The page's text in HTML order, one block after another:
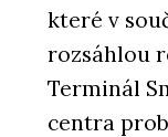
které v
rozsáhlou
Terminál
centra